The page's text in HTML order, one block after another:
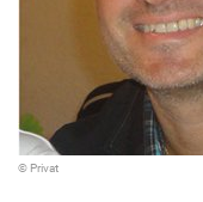
© Privat